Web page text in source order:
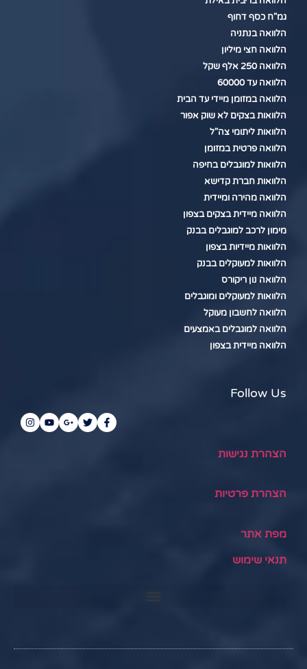
גמ"ח כסף דחוף
הלוואה בנתניה
הלוואה חצי מיליון
הלוואה 250 אלף שקל
הלוואה עד 60000
הלוואה במזומן מיידי עד הבית
הלוואות בצקים לא שוק אפור
הלוואות ליתומי צה"ל
הלוואה פרטית במזומן
הלוואות למוגבלים בחיפה
הלוואות חברת קדישא
הלוואה מהירה ומיידית
הלוואה מיידית בצקים בצפון
מימון לרכב למוגבלים בבנק
הלוואות מיידיות בצפון
הלוואות למעוקלים בבנק
הלוואה נון ריקורס
הלוואות למעוקלים ומוגבלים
הלוואה לחשבון מעוקל
הלוואה למוגבלים באמצעים
הלוואה מיידית בצפון
Follow Us
הצהרת נגישות
הצהרת פרטיות
מפת אתר
תנאי שימוש